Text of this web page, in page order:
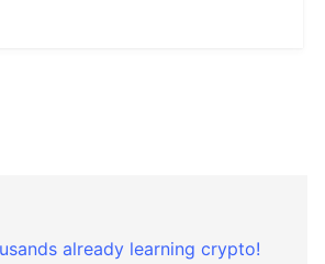
already learning crypto!